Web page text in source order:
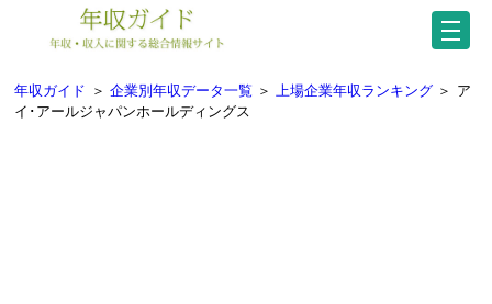
年収ガイド ＞ 企業別年収データ一覧 ＞ 上場企業年収ランキング ＞ ア
イ･アールジャパンホールディングス